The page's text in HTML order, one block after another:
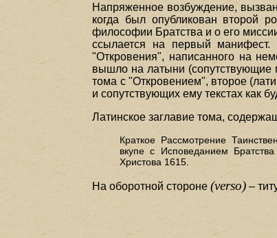
Напряженное возбуждение,
когда был опубликован второй
философии Братства и о его
ссылается на первый
"Откровения", написанного на
вышло на латыни (сопутствующие
тома с "Откровением", второе
и сопутствующих ему текстах как
Латинское заглавие тома,
Краткое Рассмотрение
вкупе с Исповеданием
Христова 1615.
На оборотной стороне(verso) –